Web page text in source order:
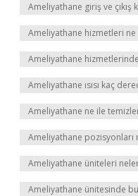
Ameliyathane giriş ve çıkış
Ameliyathane hizmetleri
Ameliyathane
Ameliyathane ısısı kaç
Ameliyathane ne ile
Ameliyathane pozisyonları
Ameliyathane üniteleri
Ameliyathane ünitesinde